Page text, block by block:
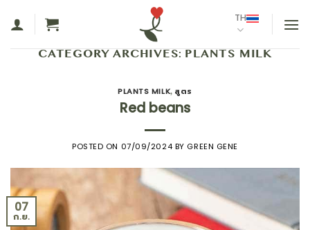
TH
CATEGORY ARCHIVES: PLANTS MILK
PLANTS MILK, สูตร
Red beans
POSTED ON 07/09/2024 BY GREEN GENE
07
ก.ย.